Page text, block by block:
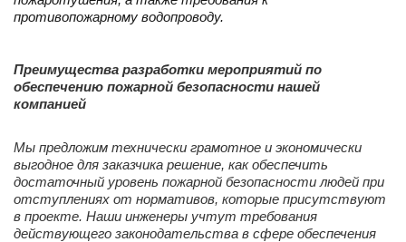
противопожарному водопроводу.
Преимущества разработки мероприятий по
обеспечению пожарной безопасности нашей
компанией
Мы предложим технически грамотное и экономически
выгодное для заказчика решение, как обеспечить
достаточный уровень пожарной безопасности людей при
отступлениях от нормативов, которые присутствуют
в проекте. Наши инженеры учтут требования
действующего законодательства в сфере обеспечения